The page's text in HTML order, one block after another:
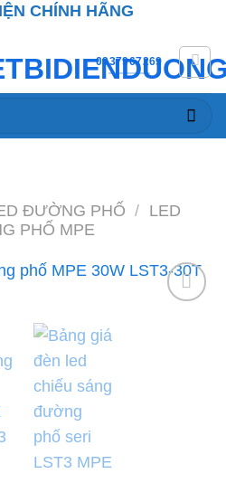
CHÍNH HÃNG
0937967269
ĐƯỜNG PHỐ / LED
PHỐ MPE